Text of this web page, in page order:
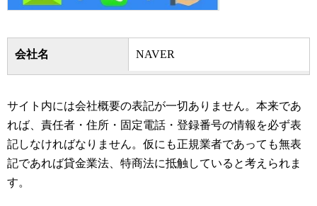
会社名 NAVER
サイト内には会社概要の表記が一切ありません。本来であ
れば、責任者・住所・固定電話・登録番号の情報を必ず表
記しなければなりません。仮にも正規業者であっても無表
記であれば貸金業法、特商法に抵触していると考えられま
す。